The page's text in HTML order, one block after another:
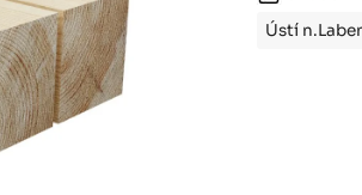
Ústí
250 72
rajdrevapraha
2656/2,
Albert)
301 00